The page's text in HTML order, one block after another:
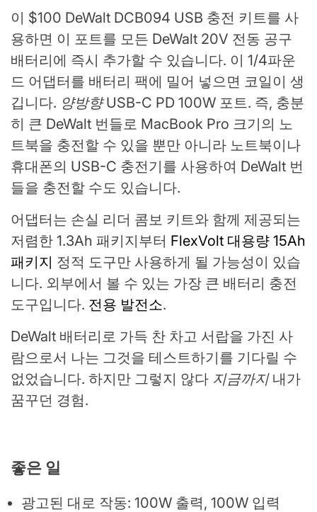
이 $100 DeWalt DCB094 USB 충전 키트를 사
용하면 이 포트를 모든 DeWalt 20V 전동 공구
배터리에 즉시 추가할 수 있습니다. 이 1/4파운
드 어댑터를 배터리 팩에 밀어 넣으면 코일이 생
깁니다. 양방향USB-C PD 100W 포트. 즉, 충분
히 큰 DeWalt 번들로 MacBook Pro 크기의 노
트북을 충전할 수 있을 뿐만 아니라 노트북이나
휴대폰의 USB-C 충전기를 사용하여 DeWalt 번
들을 충전할 수도 있습니다.
어댑터는 손실 리더 콤보 키트와 함께 제공되는
저렴한 1.3Ah 패키지부터 FlexVolt 대용량 15Ah
패키지 정적 도구만 사용하게 될 가능성이 있습
니다. 외부에서 볼 수 있는 가장 큰 배터리 충전
도구입니다. 전용 발전소.
DeWalt 배터리로 가득 찬 차고 서랍을 가진 사
람으로서 나는 그것을 테스트하기를 기다릴 수
없었습니다. 하지만 그렇지 않다 지금까지내가
꿈꾸던 경험.
좋은 일
광고된 대로 작동: 100W 출력, 100W 입력